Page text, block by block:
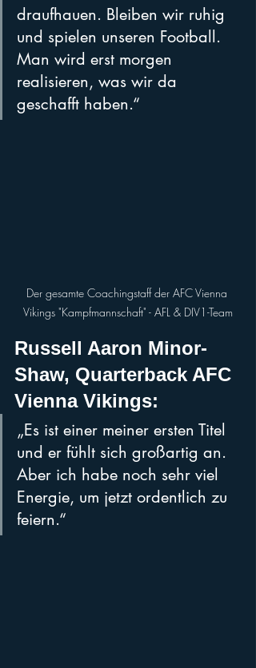
draufhauen. Bleiben wir ruhig
und spielen unseren Football.
Man wird erst morgen
realisieren, was wir da
geschafft haben.“
Der gesamte Coachingstaff der AFC Vienna
Vikings "Kampfmannschaft" - AFL & DIV1-Team
Russell Aaron Minor-
Shaw, Quarterback AFC
Vienna Vikings:
„Es ist einer meiner ersten Titel
und er fühlt sich großartig an.
Aber ich habe noch sehr viel
Energie, um jetzt ordentlich zu
feiern.“